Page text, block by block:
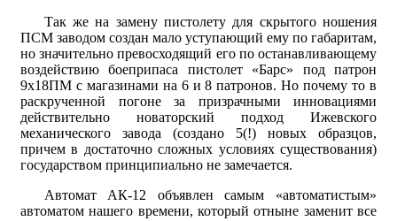
Так же на замену пистолету для скрытого ношения
ПСМ заводом создан мало уступающий ему по габаритам,
но значительно превосходящий его по останавливающему
воздействию боеприпаса пистолет «Барс» под патрон
9х18ПМ с магазинами на 6 и 8 патронов. Но почему то в
раскрученной погоне за призрачными инновациями
действительно новаторский подход Ижевского
механического завода (создано 5(!) новых образцов,
причем в достаточно сложных условиях существования)
государством принципиально не замечается.
Автомат АК-12 объявлен самым «автоматистым»
автоматом нашего времени, который отныне заменит все